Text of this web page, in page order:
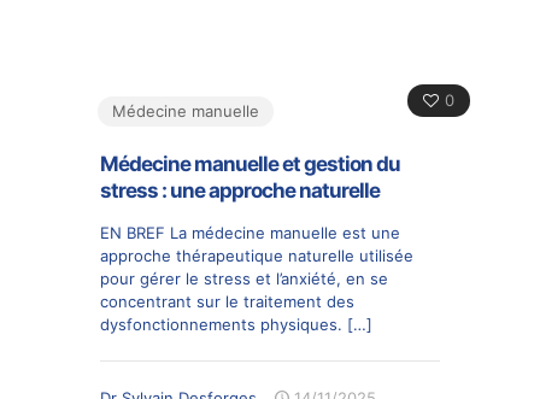
0
Médecine manuelle
Médecine manuelle et gestion du
stress : une approche naturelle
EN BREF La médecine manuelle est une
approche thérapeutique naturelle utilisée
pour gérer le stress et l’anxiété, en se
concentrant sur le traitement des
dysfonctionnements physiques. […]